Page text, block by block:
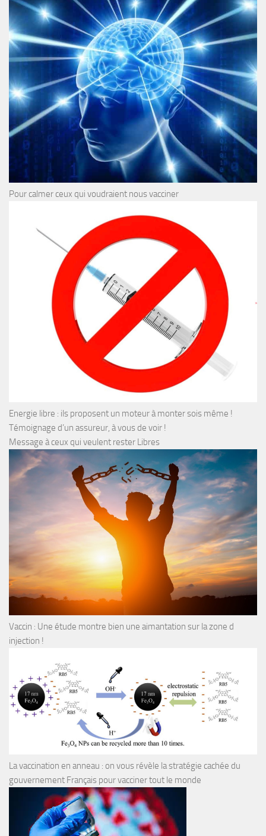
Pour calmer ceux qui voudraient nous vacciner
Energie libre : ils proposent un moteur à monter sois même !
Témoignage d’un assureur, à vous de voir !
Message à ceux qui veulent rester Libres
Vaccin : Une étude montre bien une aimantation sur la zone d
injection !
La vaccination en anneau : on vous révèle la stratégie cachée du
gouvernement Français pour vacciner tout le monde